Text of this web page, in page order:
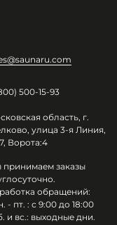
500-15-93
область, г.
улица 3-я Линия,
Ворота:4
заказы
обращений:
- пт. : с 9:00 до 18:00
и вс.: выходные дни.